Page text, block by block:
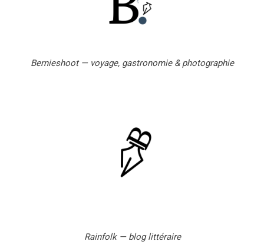
Bernieshoot — voyage, gastronomie & photographie
Rainfolk — blog littéraire